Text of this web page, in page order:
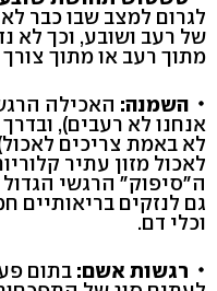
לגרום למצב שבו כבר
של רעב ושובע, וכך לא
מתוך רעב או מתוך צורך
השמנה: האכילה
אנחנו לא רעבים),
לא באמת צריכים
לאכול מזון עתיר
ה"סיפוק" הרגשי
גם לנזקים בריאותיים
וכלי דם.
רגשות אשם: בתום